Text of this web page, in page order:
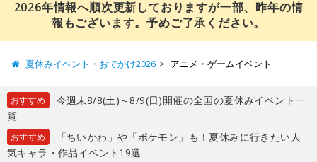
2026年情報へ順次更新しておりますが一部、昨年の情
報もございます。予めご了承ください。
夏休みイベント・おでかけ2026 アニメ・ゲームイベント
おすすめ
今週末8/8(土)～8/9(日)開催の全国の夏休みイベント一
覧
おすすめ
「ちいかわ」や「ポケモン」も！夏休みに行きたい人
気キャラ・作品イベント19選